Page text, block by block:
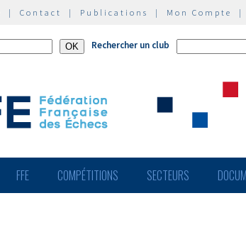
| Contact | Publications | Mon Compte |
Rechercher un club
FFE COMPÉTITIONS SECTEURS